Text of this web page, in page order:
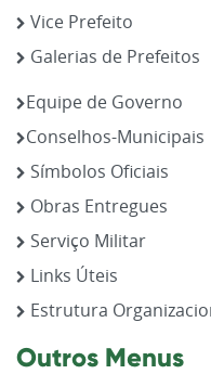
Vice Prefeito
Galerias de Prefeitos
Equipe de Governo
Conselhos-Municipais
Símbolos Oficiais
Obras Entregues
Serviço Militar
Links Úteis
Estrutura
Outros Menus